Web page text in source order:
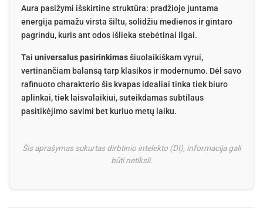
Aura pasižymi išskirtine struktūra: pradžioje juntama
energija pamažu virsta šiltu, solidžiu medienos ir gintaro
pagrindu, kuris ant odos išlieka stebėtinai ilgai.
Tai universalus pasirinkimasšiuolaikiškam vyrui,
vertinančiam balansą tarp klasikos ir modernumo. Dėl savo
rafinuoto charakterio šis kvapas idealiai tinka tiek biuro
aplinkai, tiek laisvalaikiui, suteikdamas subtilaus
pasitikėjimo savimi bet kuriuo metų laiku.
Šis aprašymas sukurtas dirbtinio intelekto (DI), informacija gali
būti netiksli.